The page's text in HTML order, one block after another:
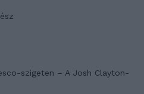
szigeten – A Josh Clayton-